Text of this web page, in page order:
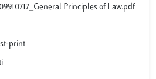
Principles of Law.pdf
print